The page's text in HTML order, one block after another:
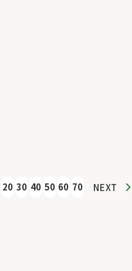
20 30 40 50 60 70 NEXT